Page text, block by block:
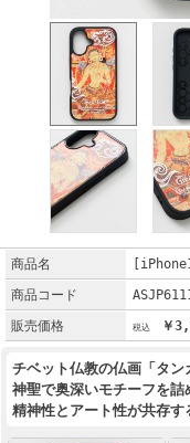
商品名
商品コード
販売価格
￥
チベット仏教の仏画「タン
神聖で奥深いモチーフを詰
精神性とアート性が共存す